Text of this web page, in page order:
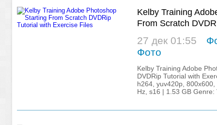
Kelby Training
From Scratch
27 дек 01:55
Фото
Kelby Training Adobe
DVDRip Tutorial with
h264, yuv420p,
Hz, s16 | 1.53 GB Genre: